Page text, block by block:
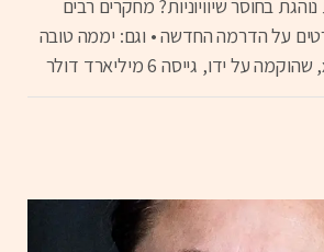
בחוסר שיוויוניות? מחקרים רבים
על הדרמה החדשה • וגם: יממה טובה